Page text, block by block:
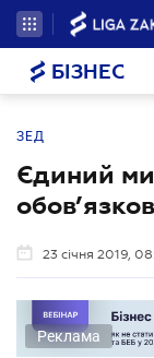
БІЗНЕС
ЗЕД
Єдиний
23 січня 2019,
Реклама